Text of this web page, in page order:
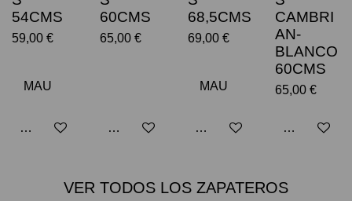
54CMS
59,00 €
Añadir al carrito
60CMS
65,00 €
Añadir al carrito
68,5CMS
69,00 €
Añadir al carrito
CAMBRI
AN-
BLANCO
60CMS
65,00 €
Avisarme
VER TODOS LOS ZAPATEROS